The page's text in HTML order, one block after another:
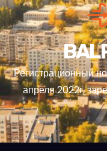
Регистрационный
апреля 2022г,